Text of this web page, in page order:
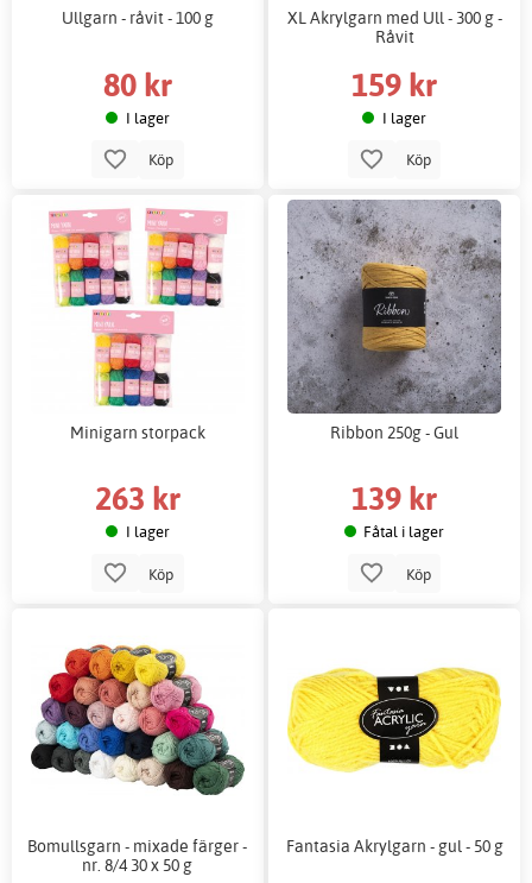
Ullgarn - råvit - 100 g
80 kr
I lager
Köp
XL Akrylgarn med Ull - 300 g -
Råvit
159 kr
I lager
Köp
Minigarn storpack
263 kr
I lager
Köp
Ribbon 250g - Gul
139 kr
Fåtal i lager
Köp
Bomullsgarn - mixade färger -
nr. 8/4 30 x 50 g
Fantasia Akrylgarn - gul - 50 g